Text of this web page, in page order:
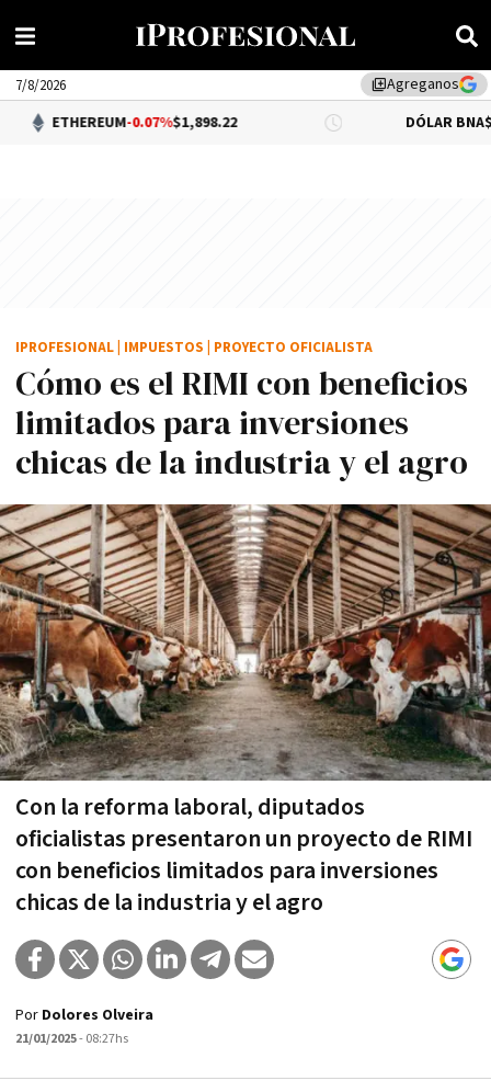
library_addAgreganos
7/8/2026
-0.07%$1,898.22 DÓLAR BNA $1,520.00
Cómo es el RIMI con beneficios
limitados para inversiones
chicas de la industria y el agro
Con la reforma laboral, diputados
oficialistas presentaron un proyecto de RIMI
con beneficios limitados para inversiones
chicas de la industria y el agro
IPROFESIONAL IMPUESTOS PROYECTO OFICIALISTA
Por Dolores Olveira
21/01/2025- 08:27hs